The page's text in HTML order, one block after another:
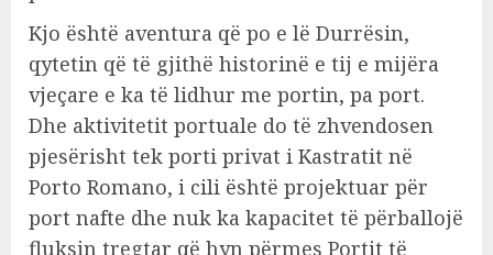
Kjo është aventura që po e lë Durrësin,
qytetin që të gjithë historinë e tij e mijëra
vjeçare e ka të lidhur me portin, pa port.
Dhe aktivitetit portuale do të zhvendosen
pjesërisht tek porti privat i Kastratit në
Porto Romano, i cili është projektuar për
port nafte dhe nuk ka kapacitet të përballojë
fluksin tregtar që hyn përmes Portit të